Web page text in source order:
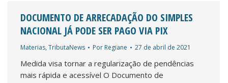
DOCUMENTO DE ARRECADAÇÃO DO SIMPLES
NACIONAL JÁ PODE SER PAGO VIA PIX
Materias,TributaNews Por Regiane 27 de abril de 2021
Medida visa tornar a regularização de pendências
mais rápida e acessível O Documento de